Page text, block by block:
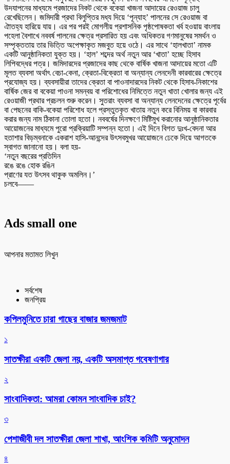
উদযাপনের মাধ্যমে প্রজাদের নিকট থেকে বকেয়া খাজনা আদায়ের রেওয়াজ চালু
রেখেছিলেন। জমিদারী প্রথা বিলুপ্তির মধ্য দিয়ে ‘পূন্যাহ’ পালনের সে রেওয়াজ বা
ঐাতহ্য হারিয়ে যায়। এর পর পরই মোগলীয় প্রশাসনিক পৃষ্ঠপোষকতা খর্ব হওয়ায় বাংলায়
পহেলা বৈশাখে নববর্ষ পালনের ক্ষেত্র প্রসারিত হয় এবং অধিকতর গণমানুষের সমর্থন ও
সম্পৃক্ততায় তার ভিত্তি অপেক্ষাকৃত মজবুত হয়ে ওঠে। এর সাথে ‘হালখাতা’ নামক
একটি আনুষ্ঠানিকতা যুক্ত হয়। ‘হাল’ শব্দের অর্থ নতুন আর ‘খাতা’ হচ্ছে হিসাব
লিপিবদ্ধের পত্র। জমিদারদের প্রজাদের কাছ থেকে বার্ষিক খাজনা আদায়ের মতো এটি
মূলত ব্যবসা অর্থাৎ বেচা-কেনা, ক্রেতা-বিক্রেতা বা অন্যান্য লেনদেনী কারবারের ক্ষেত্রে
প্রযোজ্য হয়। ব্যবসায়ীরা তাদের ক্রেতা বা পাওনাদারদের নিকট থেকে হিসাব-নিকাশের
বার্ষিক জের বা বকেয়া পাওনা সমন্বয় বা পরিশোধের নিমিত্তে নতুন খাতা খোলার জন্য এই
রেওয়াজী প্রথার প্রচলন শুরু করেন। সুতরাং ব্যবসা বা অন্যান্য লেনদেনের ক্ষেত্রে পূর্বের
বা পেছনের বাকি-বকেয়া পরিশোধ হলে প্রস্তুতকৃত খাতায় নতুন করে বিনিময় বা কারবার
করার জন্য নাম ঠিকানা তোলা হতো। নববর্ষের দিনক্ষণে মিষ্টিমুখ করানোর আনুষ্ঠানিকতার
আয়োজনের মাধ্যমে পুরো প্রক্রিয়াটি সম্পন্ন হতো। এই দিনে বিগত দুঃখ-বেদনা আর
হতাশার বিড়ম্বনাকে একরাশ হাসি-আনন্দের উৎসবমুখর আয়োজনে ঢেকে দিয়ে আগতকে
স্বাগত জানানো হয়। বলা হয়-
‘নতুন বছরের প্রতিদিন
রঙে রঙে হোক রঙিন
প্রাণের যত উৎসব থাকুক অমলিন।’
চলবে——
Ads small one
আপনার মতামত লিখুন
সর্বশেষ
জনপ্রিয়
কপিলমুনিতে চারা গাছের বাজার জমজমাট
১
সাতক্ষীরা একটি জেলা নয়, একটি অসমাপ্ত গবেষণাগার
২
সাংবাদিকতা: আমরা কোমন সাংবাদিক চাই?
৩
পেশাজীবী দল সাতক্ষীরা জেলা শাখা, আংশিক কমিটি অনুমোদন
৪